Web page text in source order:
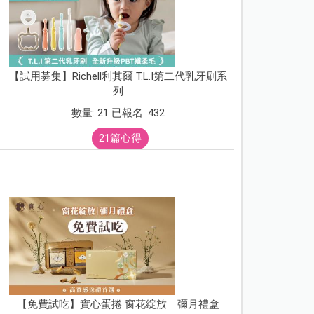
【試用募集】Richell利其爾 T.L.I第二代乳牙刷系
列
數量: 21 已報名: 432
21篇心得
【免費試吃】實心蛋捲 窗花綻放｜彌月禮盒